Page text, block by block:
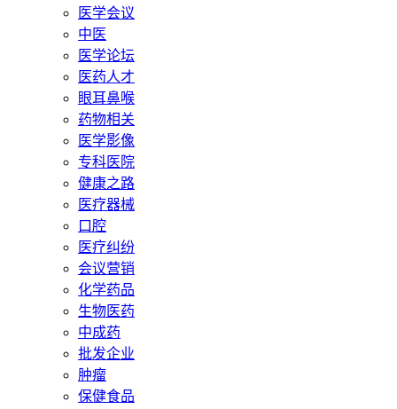
医学会议
中医
医学论坛
医药人才
眼耳鼻喉
药物相关
医学影像
专科医院
健康之路
医疗器械
口腔
医疗纠纷
会议营销
化学药品
生物医药
中成药
批发企业
肿瘤
保健食品